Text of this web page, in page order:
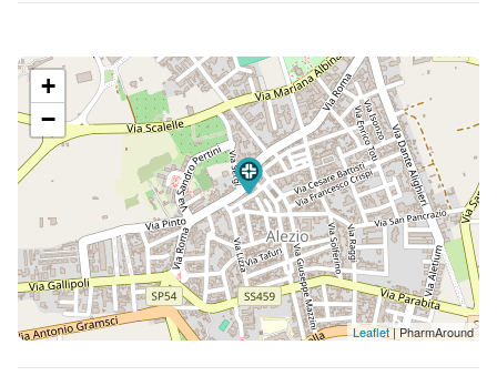
+
−
Leaflet| PharmAround